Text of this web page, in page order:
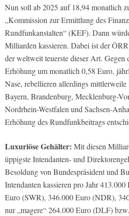
Nun soll ab 2025 auf 18,94 monatlich
„Kommission zur Ermittlung des
Rundfunkanstalten“ (KEF). Dann
Milliarden kassieren. Dabei ist der
der weltweit teuerste dieser Art. Gegen
Erhöhung um monatlich 0,58 Euro,
Nase, rebellieren allerdings mittlerweile
Bayern, Brandenburg, Mecklenburg-
Nordrhein-Westfalen und Sachsen-
Erhöhung des Rundfunkbeitrags
Luxuriöse Gehälter: Mit diesen
üppigste Intendanten- und
Besoldung von Bundespräsident und
Intendanten kassieren pro Jahr
Euro (SWR), 346.000 Euro (NDR),
nur „magere“ 264.000 Euro (DLF)